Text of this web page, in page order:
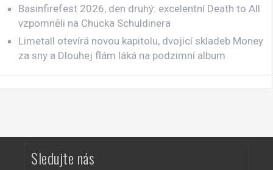
Basinfirefest 2026, den druhý: excelentní Death to All
vzpomněli na Chucka Schuldinera
Limetall otevírá novou kapitolu, dvojicí skladeb Money
za sny a Dlouhej flám láká na podzimní album
Sledujte nás